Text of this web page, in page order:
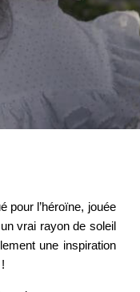
pour l’héroïne, jouée
vrai rayon de soleil
une inspiration